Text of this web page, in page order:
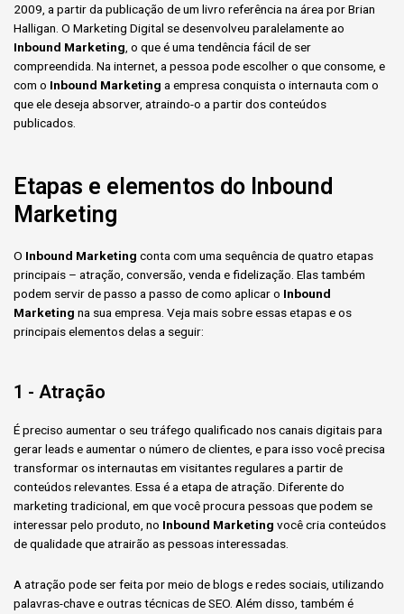
2009, a partir da publicação de um livro referência na área por Brian
Halligan. O Marketing Digital se desenvolveu paralelamente ao
Inbound Marketing , o que é uma tendência fácil de ser
compreendida. Na internet, a pessoa pode escolher o que consome, e
com o Inbound Marketing a empresa conquista o internauta com o
que ele deseja absorver, atraindo-o a partir dos conteúdos
publicados.
Etapas e elementos do Inbound
Marketing
O Inbound Marketing conta com uma sequência de quatro etapas
principais – atração, conversão, venda e fidelização. Elas também
podem servir de passo a passo de como aplicar o Inbound
Marketing na sua empresa. Veja mais sobre essas etapas e os
principais elementos delas a seguir:
1 - Atração
É preciso aumentar o seu tráfego qualificado nos canais digitais para
gerar leads e aumentar o número de clientes, e para isso você precisa
transformar os internautas em visitantes regulares a partir de
conteúdos relevantes. Essa é a etapa de atração. Diferente do
marketing tradicional, em que você procura pessoas que podem se
interessar pelo produto, no Inbound Marketing você cria conteúdos
de qualidade que atrairão as pessoas interessadas.
A atração pode ser feita por meio de blogs e redes sociais, utilizando
palavras-chave e outras técnicas de SEO. Além disso, também é